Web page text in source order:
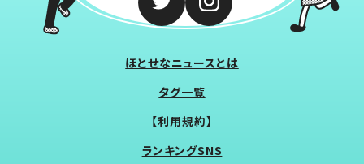
ほとせなニュースとは
タグ一覧
【利用規約】
ランキングSNS